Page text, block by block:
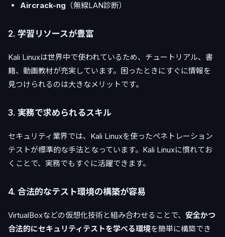
Aircrack-ng （無線LAN診断）
2. 学習リソースが豊富
Kali Linuxは世界中で使われているため、チュートリアル、書
籍、動画教材が充実しています。困ったときにすぐに情報を
見つけられるのは大きなメリットです。
3. 実務で求められるスキル
セキュリティ業界では、Kali Linuxを使ったペネトレーション
テストが標準的な手法となっています。Kali Linuxに慣れてお
くことで、実務でもすぐに活躍できます。
4. 合法的なテスト環境の構築が容易
VirtualBoxなどの仮想化技術と組み合わせることで、 安全かつ
合法的にセキュリティテストを学べる環境を簡単に構築でき